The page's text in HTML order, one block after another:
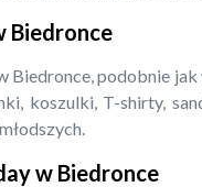
Biedronce
podobnie
koszulki, T-shirty,
w Biedronce